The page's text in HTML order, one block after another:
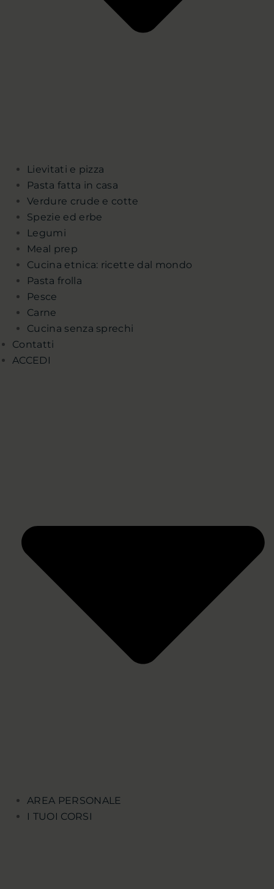
Lievitati e pizza
Pasta fatta in casa
Verdure crude e cotte
Spezie ed erbe
Legumi
Meal prep
Cucina etnica: ricette dal mondo
Pasta frolla
Pesce
Carne
Cucina senza sprechi
Contatti
ACCEDI
AREA PERSONALE
I TUOI CORSI